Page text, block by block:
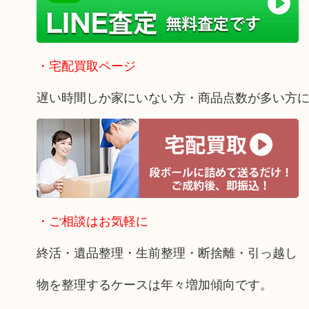
・宅配買取ページ
遅い時間しか家にいない方・商品点数が多い方
・ご相談はお気軽に
終活・遺品整理・生前整理・断捨離・引っ越し
物を整理するケースは年々増加傾向です。